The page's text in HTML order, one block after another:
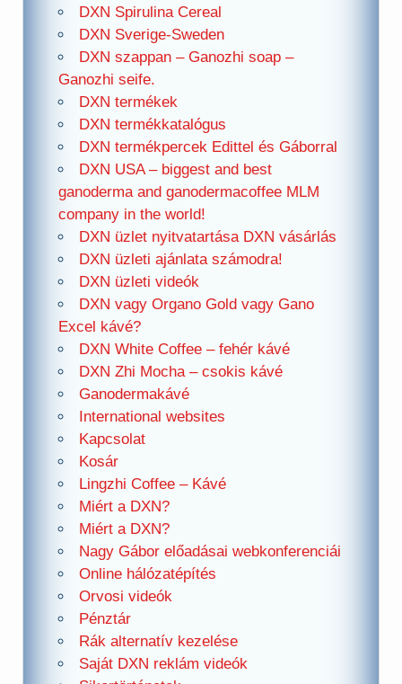
DXN Spirulina Cereal
DXN Sverige-Sweden
DXN szappan – Ganozhi soap –
Ganozhi seife.
DXN termékek
DXN termékkatalógus
DXN termékpercek Edittel és Gáborral
DXN USA – biggest and best
ganoderma and ganodermacoffee MLM
company in the world!
DXN üzlet nyitvatartása DXN vásárlás
DXN üzleti ajánlata számodra!
DXN üzleti videók
DXN vagy Organo Gold vagy Gano
Excel kávé?
DXN White Coffee – fehér kávé
DXN Zhi Mocha – csokis kávé
Ganodermakávé
International websites
Kapcsolat
Kosár
Lingzhi Coffee – Kávé
Miért a DXN?
Miért a DXN?
Nagy Gábor előadásai webkonferenciái
Online hálózatépítés
Orvosi videók
Pénztár
Rák alternatív kezelése
Saját DXN reklám videók